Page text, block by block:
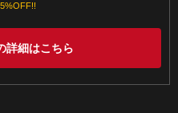
詳細はこちら